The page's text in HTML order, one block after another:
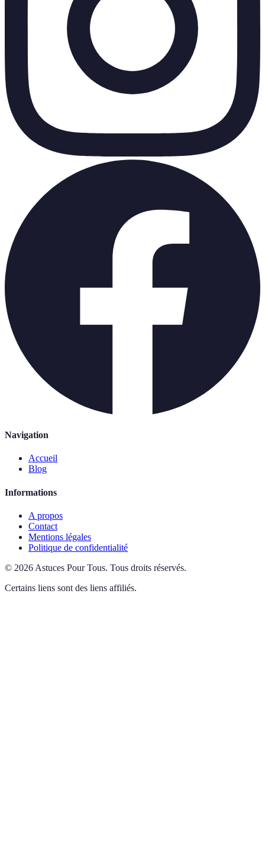
Navigation
Accueil
Blog
Informations
A propos
Contact
Mentions légales
Politique de confidentialité
© 2026 Astuces Pour Tous. Tous droits réservés.
Certains liens sont des liens affiliés.